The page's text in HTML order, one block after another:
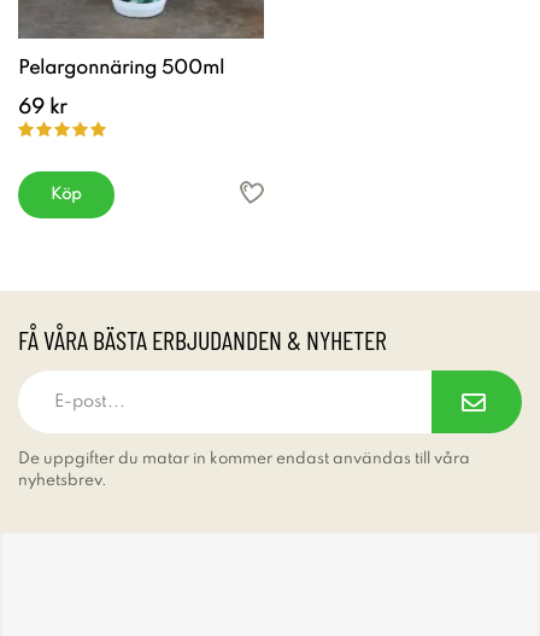
Pelargonnäring 500ml
69 kr
Köp
FÅ VÅRA BÄSTA ERBJUDANDEN & NYHETER
De uppgifter du matar in kommer endast användas till våra
nyhetsbrev.